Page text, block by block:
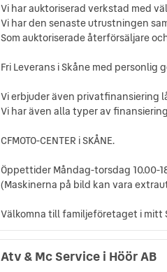
Vi har auktoriserad verkstad med
Vi har den senaste utrustningen
Som auktoriserade återförsäljare och
Fri Leverans i Skåne med
Vi erbjuder även privatfinansiering
Vi har även alla typer av
CFMOTO-CENTER i SKÅNE.
Öppettider Måndag-torsdag 10.00-
(Maskinerna på bild kan vara
Välkomna till familjeföretaget i mitt
Atv & Mc Service i Höör AB